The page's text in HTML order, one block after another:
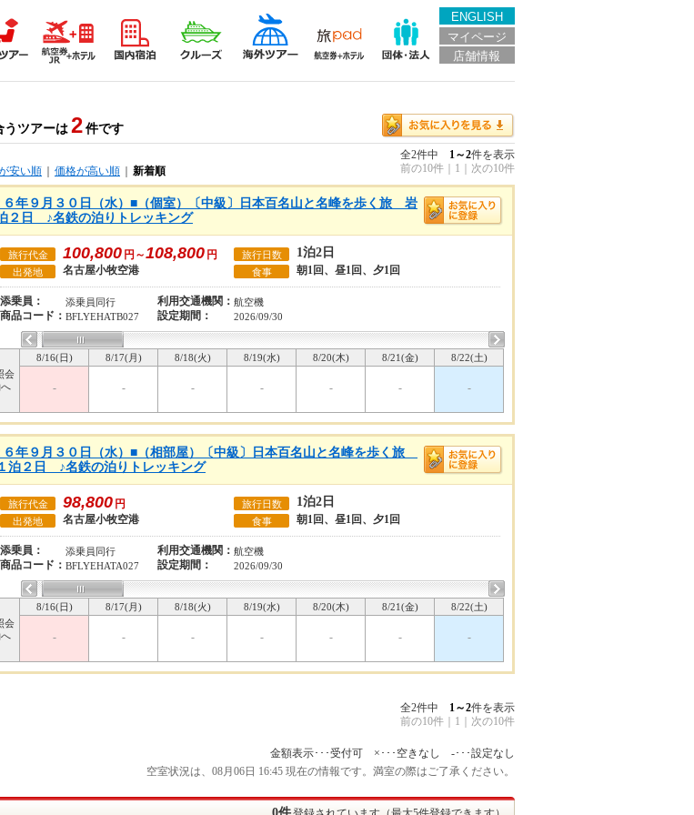
ENGLISH
マイページ
店舗情報
うツアーは 2 件です
安い順 価格が高い順 新着順
全2件中 1～2件を表示
前の10件
1 次の10件
６年９月３０日（水）■（個室）〔中級〕日本百名山と名峰を歩く旅 岩
２日 ♪名鉄の泊りトレッキング
旅行代金 100,800 円～108,800 円 旅行日数 1泊2日
出発地 名古屋小牧空港 食事 朝1回、昼1回、夕1回
添乗員： 添乗員同行 利用交通機関： 航空機
商品コード： BFLYEHATB027 設定期間： 2026/09/30
会
8/16(日) 8/17(月) 8/18(火) 8/19(水) 8/20(木) 8/21(金) 8/22(土)
- - - - - - -
６年９月３０日（水）■（相部屋）〔中級〕日本百名山と名峰を歩く旅
泊２日 ♪名鉄の泊りトレッキング
旅行代金 98,800 円 旅行日数 1泊2日
出発地 名古屋小牧空港 食事 朝1回、昼1回、夕1回
添乗員： 添乗員同行 利用交通機関： 航空機
商品コード： BFLYEHATA027 設定期間： 2026/09/30
会
8/16(日) 8/17(月) 8/18(火) 8/19(水) 8/20(木) 8/21(金) 8/22(土)
- - - - - - -
全2件中 1～2件を表示
前の10件
1 次の10件
金額表示･･･受付可 ×･･･空きなし -･･･設定なし
空室状況は、08月06日 16:45 現在の情報です。満室の際はご了承ください。